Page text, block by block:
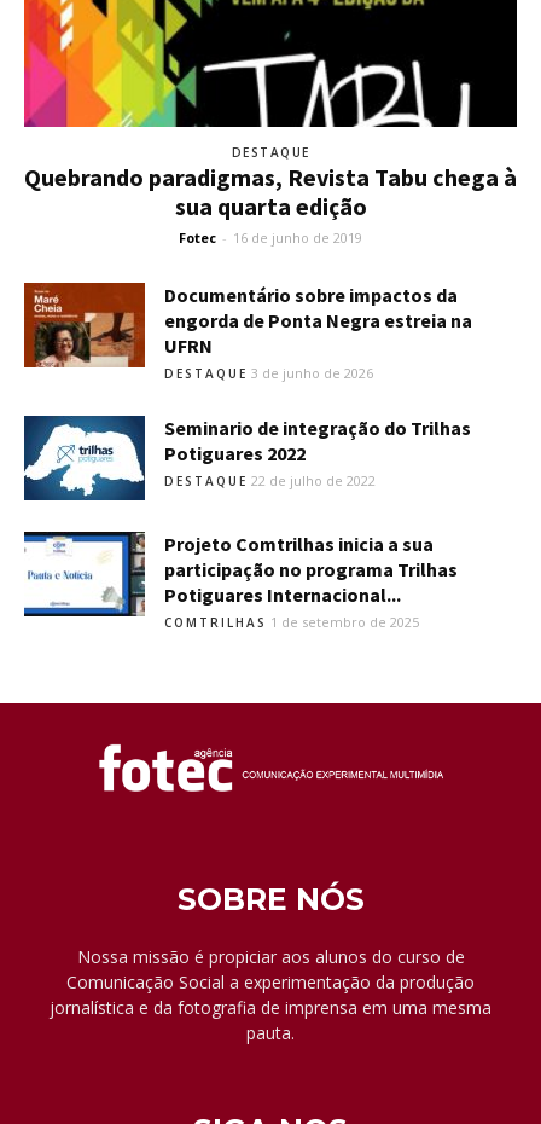
DESTAQUE
Quebrando paradigmas, Revista Tabu chega à
sua quarta edição
Fotec - 16 de junho de 2019
Documentário sobre impactos da
engorda de Ponta Negra estreia na
UFRN
DESTAQUE 3 de junho de 2026
Seminario de integração do Trilhas
Potiguares 2022
DESTAQUE 22 de julho de 2022
Projeto Comtrilhas inicia a sua
participação no programa Trilhas
Potiguares Internacional...
COMTRILHAS 1 de setembro de 2025
SOBRE NÓS
Nossa missão é propiciar aos alunos do curso de
Comunicação Social a experimentação da produção
jornalística e da fotografia de imprensa em uma mesma
pauta.